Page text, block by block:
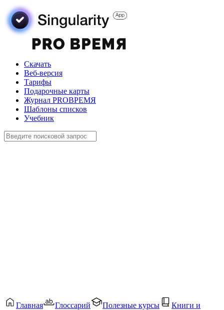
Скачать
Веб-версия
Тарифы
Подарочные карты
Журнал PROВРЕМЯ
Шаблоны списков
Учебник
Главная Глоссарий Полезные курсы
Книги и